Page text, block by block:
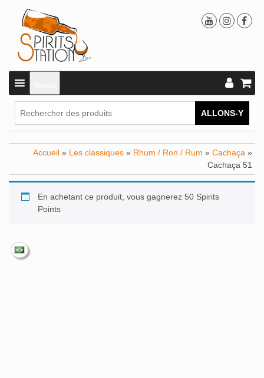
ALLONS-Y
Accueil » Les classiques » Rhum / Ron / Rum » Cachaça »
Cachaça 51
En achetant ce produit, vous gagnerez 50 Spirits
Points